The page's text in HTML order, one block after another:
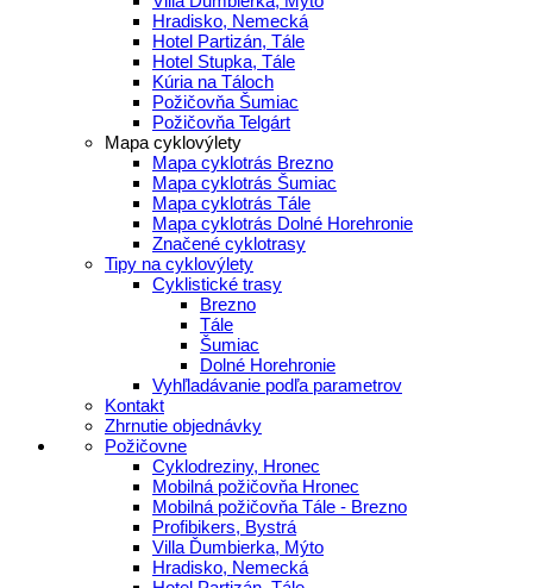
Hradisko, Nemecká
Hotel Partizán, Tále
Hotel Stupka, Tále
Kúria na Táloch
Požičovňa Šumiac
Požičovňa Telgárt
Mapa cyklovýlety
Mapa cyklotrás Brezno
Mapa cyklotrás Šumiac
Mapa cyklotrás Tále
Mapa cyklotrás Dolné Horehronie
Značené cyklotrasy
Tipy na cyklovýlety
Cyklistické trasy
Brezno
Tále
Šumiac
Dolné Horehronie
Vyhľladávanie podľa parametrov
Kontakt
Zhrnutie objednávky
Požičovne
Cyklodreziny, Hronec
Mobilná požičovňa Hronec
Mobilná požičovňa Tále - Brezno
Profibikers, Bystrá
Villa Ďumbierka, Mýto
Hradisko, Nemecká